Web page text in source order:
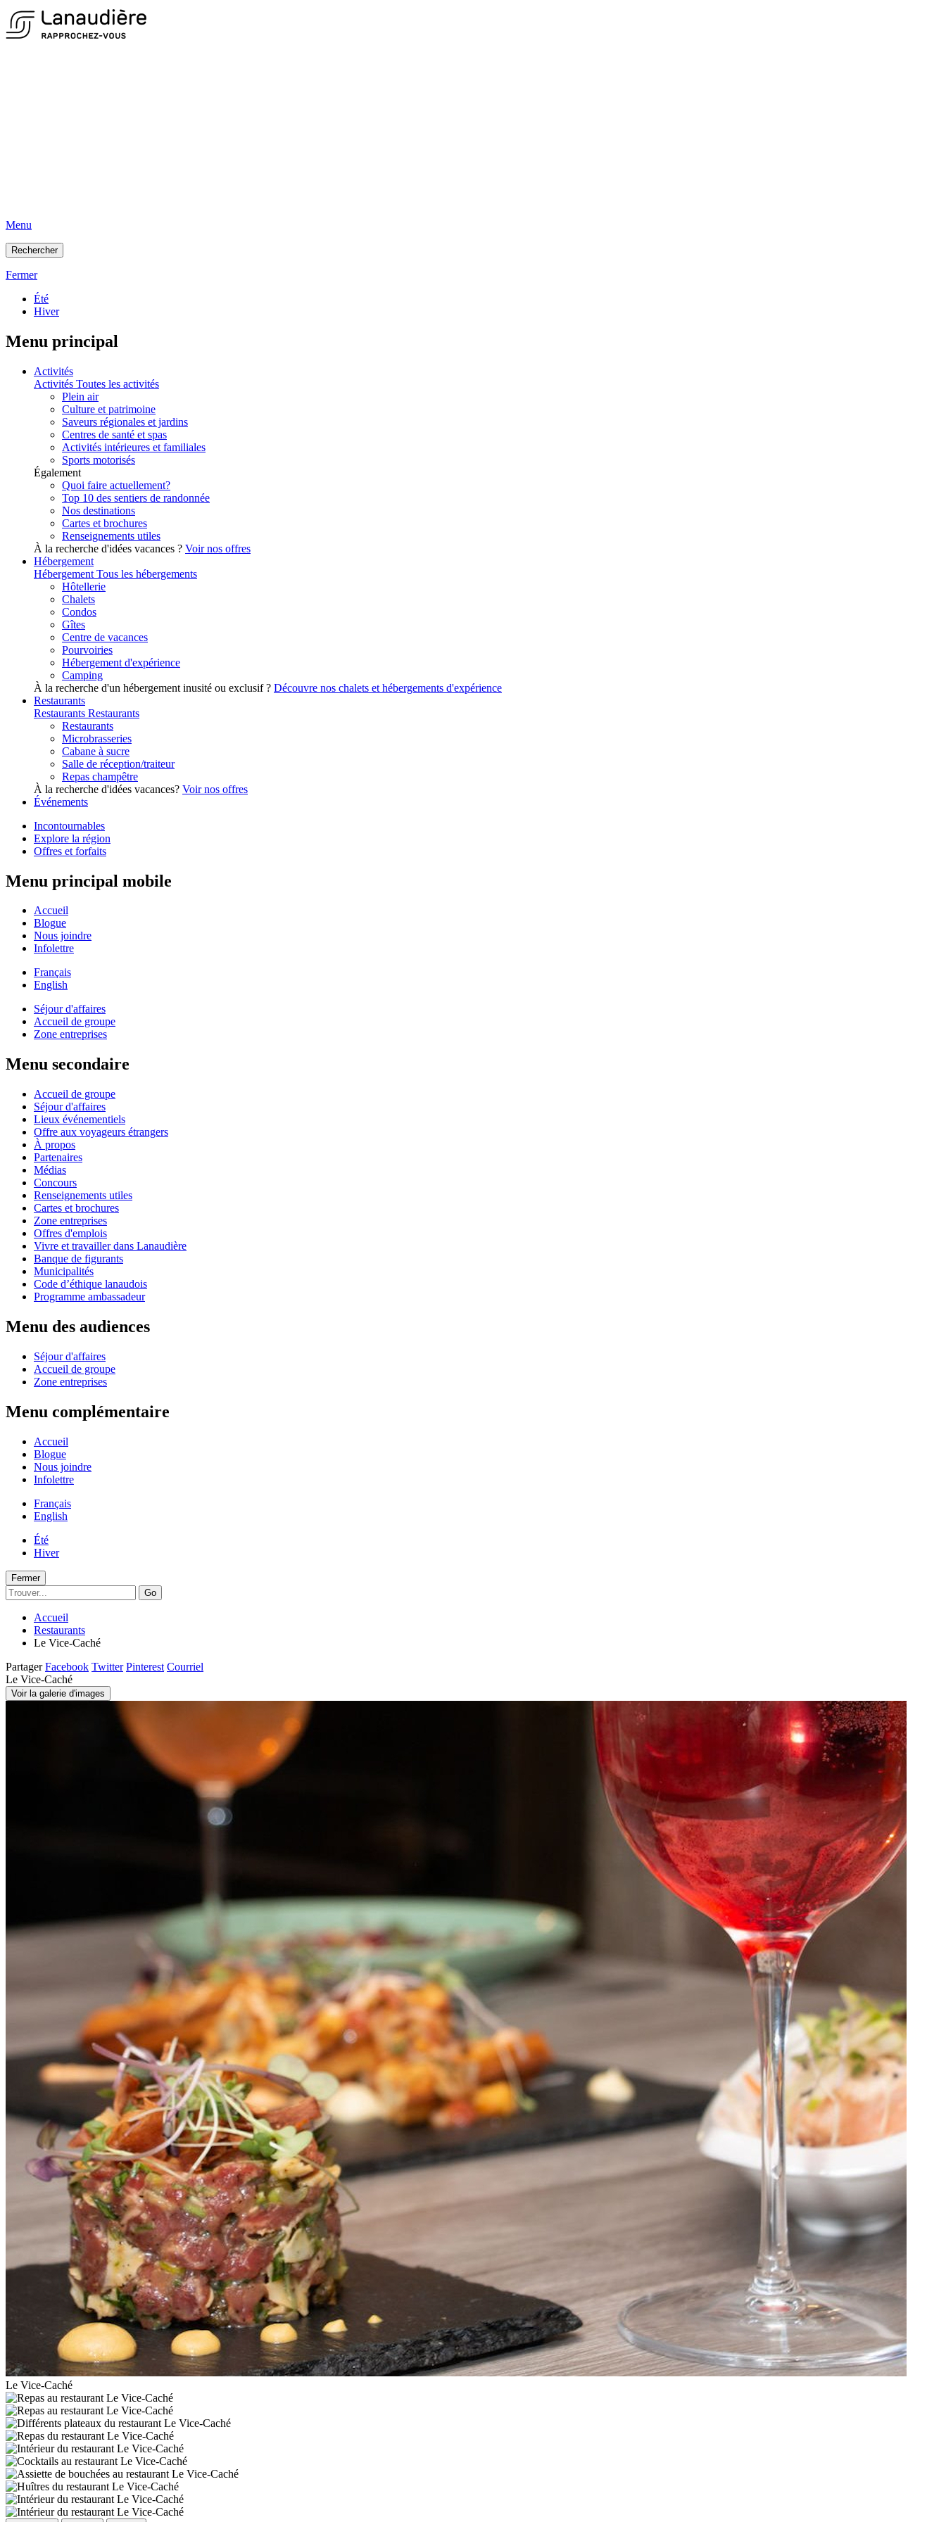
Menu
Rechercher
Fermer
Été
Hiver
Menu principal
Activités
Activités Toutes les activités
Plein air
Culture et patrimoine
Saveurs régionales et jardins
Centres de santé et spas
Activités intérieures et familiales
Sports motorisés
Également
Quoi faire actuellement?
Top 10 des sentiers de randonnée
Nos destinations
Cartes et brochures
Renseignements utiles
À la recherche d'idées vacances ? Voir nos offres
Hébergement
Hébergement Tous les hébergements
Hôtellerie
Chalets
Condos
Gîtes
Centre de vacances
Pourvoiries
Hébergement d'expérience
Camping
À la recherche d'un hébergement inusité ou exclusif ? Découvre nos chalets et hébergements d'expérience
Restaurants
Restaurants Restaurants
Restaurants
Microbrasseries
Cabane à sucre
Salle de réception/traiteur
Repas champêtre
À la recherche d'idées vacances? Voir nos offres
Événements
Incontournables
Explore la région
Offres et forfaits
Menu principal mobile
Accueil
Blogue
Nous joindre
Infolettre
Français
English
Séjour d'affaires
Accueil de groupe
Zone entreprises
Menu secondaire
Accueil de groupe
Séjour d'affaires
Lieux événementiels
Offre aux voyageurs étrangers
À propos
Partenaires
Médias
Concours
Renseignements utiles
Cartes et brochures
Zone entreprises
Offres d'emplois
Vivre et travailler dans Lanaudière
Banque de figurants
Municipalités
Code d’éthique lanaudois
Programme ambassadeur
Menu des audiences
Séjour d'affaires
Accueil de groupe
Zone entreprises
Menu complémentaire
Accueil
Blogue
Nous joindre
Infolettre
Français
English
Été
Hiver
Fermer
Go
Accueil
Restaurants
Le Vice-Caché
Partager Facebook Twitter Pinterest Courriel
Le Vice-Caché
Voir la galerie d'images
Le Vice-Caché